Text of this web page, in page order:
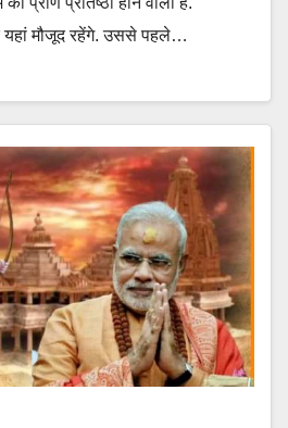
यहां मौजूद रहेंगे. उससे पहले…